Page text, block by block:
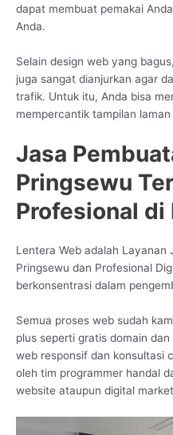
dapat membuat pemakai
Anda.
Selain design web yang
juga sangat dianjurkan agar
trafik. Untuk itu, Anda bisa
mempercantik tampilan laman
Jasa
Pringsewu
Profesional di
Lentera Web adalah Layanan
Pringsewu dan Profesional
berkonsentrasi dalam
Semua proses web sudah
plus seperti gratis domain
web responsif dan konsultasi
oleh tim programmer handal
website ataupun digital